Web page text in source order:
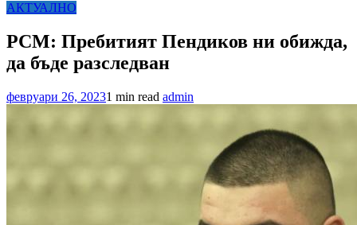
АКТУАЛНО
РСМ: Пребитият Пендиков ни обижда,
да бъде разследван
февруари 26, 20231 min read admin